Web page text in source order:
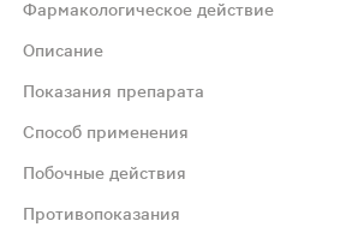
и тканях женской
лечения, а
Фармакологическое действие
Описание
Показания препарата
Способ применения
Побочные действия
Противопоказания